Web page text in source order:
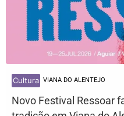
Cultura VIANA DO ALENTEJO
Novo Festival Ressoar